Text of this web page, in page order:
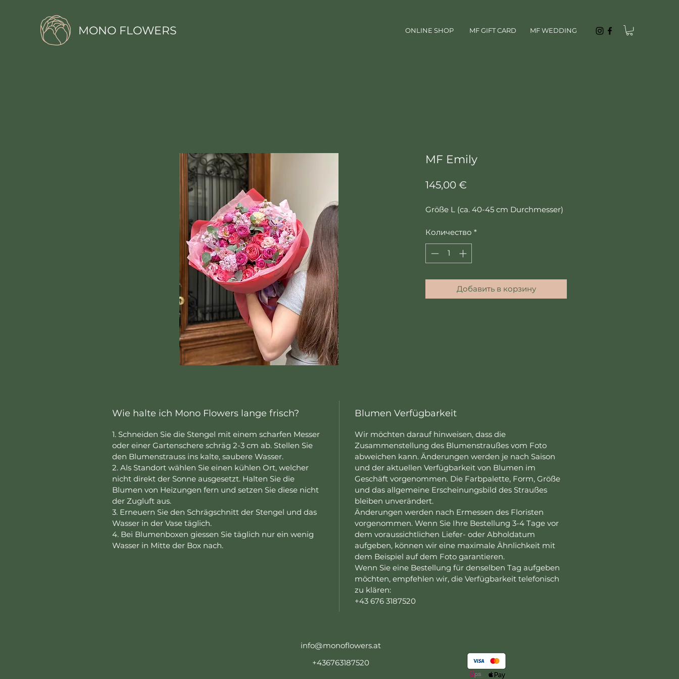
MONO FLOWERS ONLINE SHOP MF WEDDING
MF GIFT CARD
MF Emily
145,00 €
Größe L (ca. 40-45 cm Durchmesser)
Количество *
Добавить в корзину
Wie halte ich Mono Flowers lange frisch?
1. Schneiden Sie die Stengel mit einem scharfen Messer
oder einer Gartenschere schräg 2-3 cm ab. Stellen Sie
den Blumenstrauss ins kalte, saubere Wasser.
2. Als Standort wählen Sie einen kühlen Ort, welcher
nicht direkt der Sonne ausgesetzt. Halten Sie die
Blumen von Heizungen fern und setzen Sie diese nicht
der Zugluft aus.
3. Erneuern Sie den Schrägschnitt der Stengel und das
Wasser in der Vase täglich.
4. Bei Blumenboxen giessen Sie täglich nur ein wenig
Wasser in Mitte der Box nach.
Blumen Verfügbarkeit
Wir möchten darauf hinweisen, dass die
Zusammenstellung des Blumenstraußes vom Foto
abweichen kann. Änderungen werden je nach Saison
und der aktuellen Verfügbarkeit von Blumen im
Geschäft vorgenommen. Die Farbpalette, Form, Größe
und das allgemeine Erscheinungsbild des Straußes
bleiben unverändert.
Änderungen werden nach Ermessen des Floristen
vorgenommen. Wenn Sie Ihre Bestellung 3-4 Tage vor
dem voraussichtlichen Liefer- oder Abholdatum
aufgeben, können wir eine maximale Ähnlichkeit mit
dem Beispiel auf dem Foto garantieren.
Wenn Sie eine Bestellung für denselben Tag aufgeben
möchten, empfehlen wir, die Verfügbarkeit telefonisch
zu klären:
+43 676 3187520
info@monoflowers.at
+436763187520